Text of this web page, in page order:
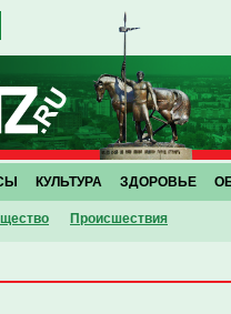
Проиcшествия
КУЛЬТУРА ЗДОРОВЬЕ